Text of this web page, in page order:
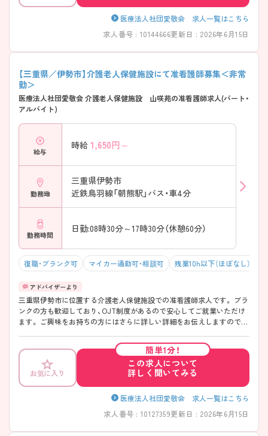
医療法人社団愛敬会 求人一覧はこちら
求人番号 : 10144666更新日 : 2026年6月15日
【三重県／伊勢市】介護老人保健施設にて准看護師募集＜非常
勤＞
医療法人社団愛敬会 介護老人保健施設 山咲苑の准看護師求人(パート・
アルバイト)
給与
時給 1,650円～
勤務地
三重県伊勢市
近鉄鳥羽線「朝熊駅」バス・車4分
勤務時間
日勤:08時30分～17時30分（休憩60分）
復職・ブランク可 マイカー通勤可・相談可 残業10h以下（ほぼなし）
三重県伊勢市に位置する介護老人保健施設での准看護師求人です。 ブラ
ンクの方も歓迎しており、OJT制度があるので安心してご就業いただけ
ます。 ご興味をお持ちの方にはさらに詳しい詳細をお伝えしますので、
お気に入り
簡単1分！
この求人について
詳しく聞いてみる
医療法人社団愛敬会 求人一覧はこちら
求人番号 : 10127359更新日 : 2026年6月15日